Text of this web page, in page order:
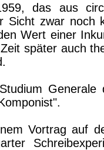
das aus
Sicht zwar noch
Wert einer
später auch
Generale
Vortrag auf